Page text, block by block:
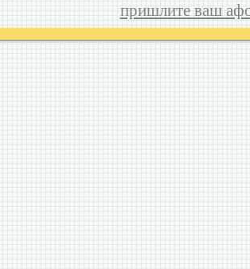
пришлите ваш